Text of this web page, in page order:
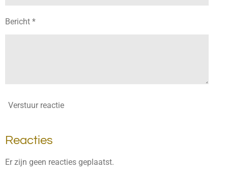
Bericht *
Verstuur reactie
Reacties
Er zijn geen reacties geplaatst.